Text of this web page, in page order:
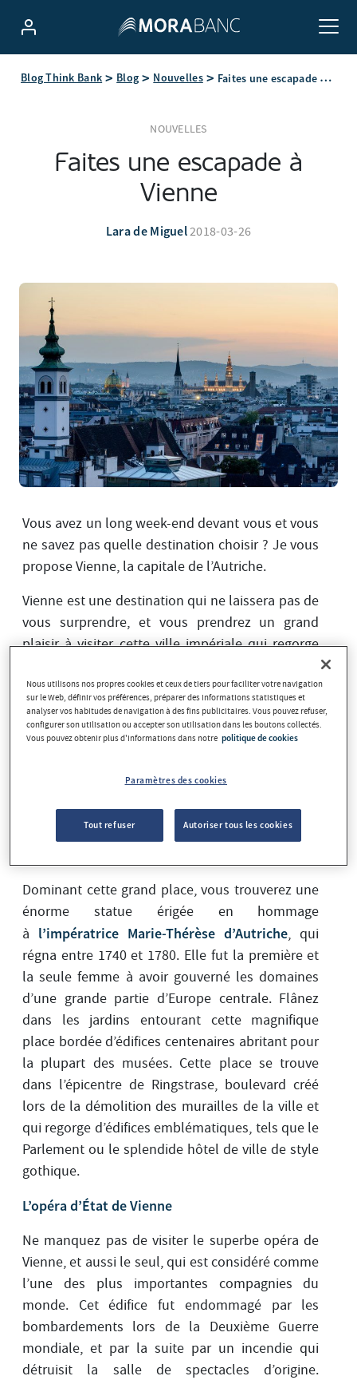
Blog Think Bank Blog Nouvelles Faites une escapade à Vienne
NOUVELLES
Faites une escapade à
Vienne
Lara de Miguel2018-03-26
Vous avez un long week-end devant vous et vous
ne savez pas quelle destination choisir ? Je vous
propose Vienne, la capitale de l’Autriche.
Vienne est une destination qui ne laissera pas de
vous surprendre, et vous prendrez un grand
plaisir à visiter cette ville impériale qui regorge
Pour vous rendre dans les principaux lieux
touristiques, trois jours sont suffisants. Mais
vous aurez très certainement envie de rester plus
week-end.
Dominant cette grand place, vous trouverez une
énorme statue érigée en hommage
à l’impératrice Marie-Thérèse d’Autriche, qui
régna entre 1740 et 1780. Elle fut la première et
la seule femme à avoir gouverné les domaines
d’une grande partie d’Europe centrale. Flânez
dans les jardins entourant cette magnifique
place bordée d’édifices centenaires abritant pour
la plupart des musées. Cette place se trouve
dans l’épicentre de Ringstrase, boulevard créé
lors de la démolition des murailles de la ville et
qui regorge d’édifices emblématiques, tels que le
Parlement ou le splendide hôtel de ville de style
gothique.
L’opéra d’État de Vienne
Ne manquez pas de visiter le superbe opéra de
Vienne, et aussi le seul, qui est considéré comme
l’une des plus importantes compagnies du
monde. Cet édifice fut endommagé par les
bombardements lors de la Deuxième Guerre
mondiale, et par la suite par un incendie qui
détruisit la salle de spectacles d’origine.
Nous utilisons nos propres cookies et ceux de tiers pour faciliter votre navigation
sur le Web, définir vos préférences, préparer des informations statistiques et
analyser vos habitudes de navigation à des fins publicitaires. Vous pouvez refuser,
configurer son utilisation ou accepter son utilisation dans les boutons collectés.
Vous pouvez obtenir plus d'informations dans notre politique de cookies
Paramètres des cookies
Tout refuser Autoriser tous les cookies